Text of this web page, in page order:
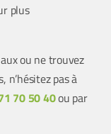
plus
ou ne trouvez
n’hésitez pas à
70 50 40ou par